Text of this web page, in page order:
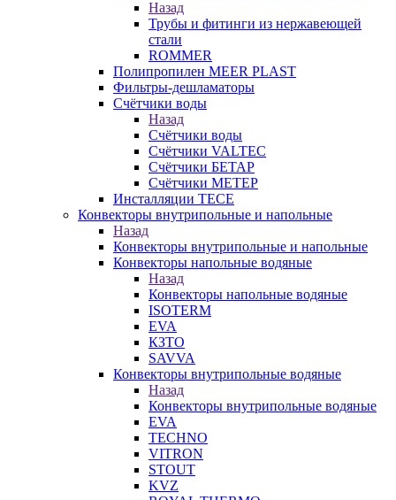
Назад
Трубы и фитинги из нержавеющей
стали
ROMMER
Полипропилен MEER PLAST
Фильтры-дешламаторы
Счётчики воды
Назад
Счётчики воды
Счётчики VALTEC
Счётчики БЕТАР
Счётчики МЕТЕР
Инсталляции TECE
Конвекторы внутрипольные и напольные
Назад
Конвекторы внутрипольные и напольные
Конвекторы напольные водяные
Назад
Конвекторы напольные водяные
ISOTERM
EVA
КЗТО
SAVVA
Конвекторы внутрипольные водяные
Назад
Конвекторы внутрипольные водяные
EVA
TECHNO
VITRON
STOUT
KVZ